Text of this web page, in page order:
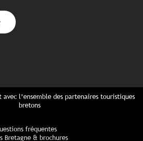
l’ensemble des partenaires touristiques
bretons
fréquentes
Bretagne & brochures